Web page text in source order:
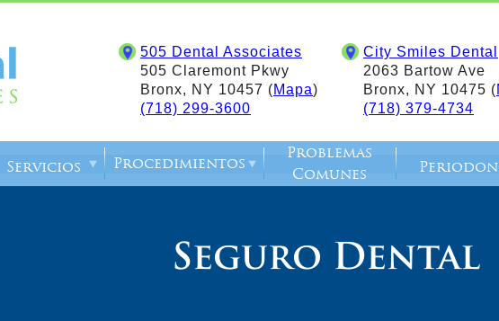
505 Dental Associates
505 Claremont Pkwy
Bronx, NY 10457 (Mapa)
(718) 299-3600
City Smiles Dental
2063 Bartow Ave
Bronx, NY 10475 (
(718) 379-4734
Servicios Procedimientos
Problemas
Comunes
Seguro Dental